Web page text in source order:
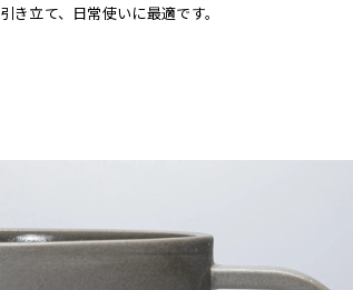
き立て、日常使いに最適です。